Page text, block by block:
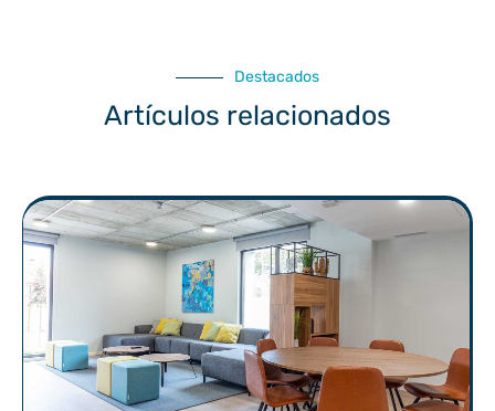
Destacados
Artículos relacionados